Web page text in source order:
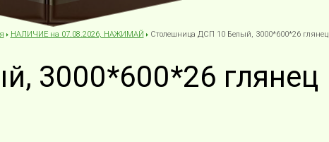
НАЛИЧИЕ на 07.08.2026, НАЖИМАЙ Столешница ДСП 10 Белый, 3000*600*26 глянец
3000*600*26 глянец